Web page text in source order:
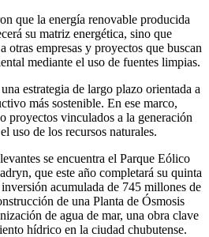
que la energía renovable producida
su matriz energética, sino que
otras empresas y proyectos que buscan
mediante el uso de fuentes limpias.
estrategia de largo plazo orientada a
más sostenible. En ese marco,
proyectos vinculados a la generación
uso de los recursos naturales.
se encuentra el Parque Eólico
que este año completará su quinta
acumulada de 745 millones de
de una Planta de Ósmosis
de agua de mar, una obra clave
hídrico en la ciudad chubutense.